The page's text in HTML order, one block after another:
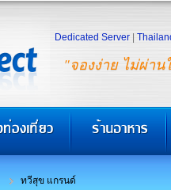
"จองง่าย ไม่ผ่าน
Dedicated Server
ทวีสุข แกรนด์